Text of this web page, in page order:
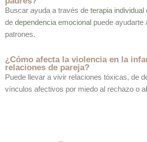
Buscar ayuda a través de terapia individual
de dependencia emocional puede ayudarte
patrones.
¿Cómo afecta la violencia en la
relaciones de pareja?
Puede llevar a vivir relaciones tóxicas, de
vínculos afectivos por miedo al rechazo o